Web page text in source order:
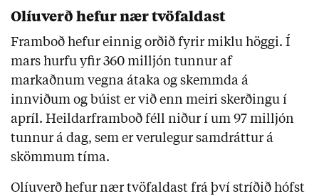
Olíuverð hefur nær tvöfaldast
Framboð hefur einnig orðið fyrir miklu höggi. Í
mars hurfu yfir 360 milljón tunnur af
markaðnum vegna átaka og skemmda á
innviðum og búist er við enn meiri skerðingu í
apríl. Heildarframboð féll niður í um 97 milljón
tunnur á dag, sem er verulegur samdráttur á
skömmum tíma.
Olíuverð hefur nær tvöfaldast frá því stríðið hófst